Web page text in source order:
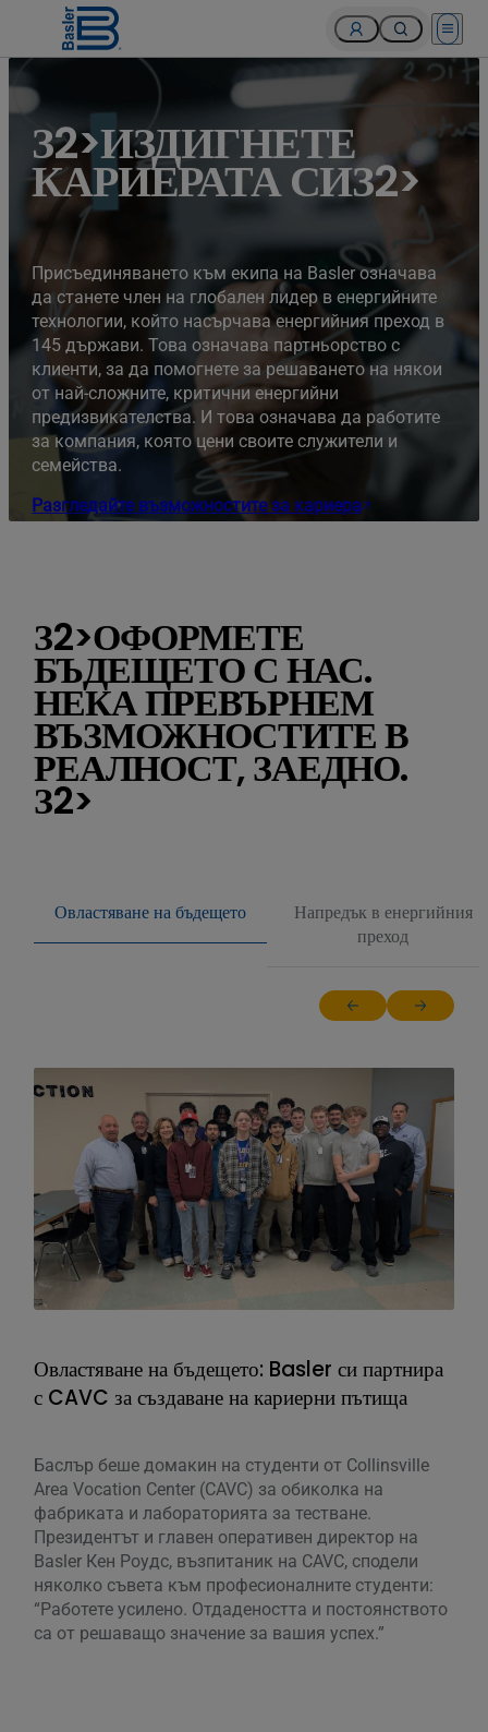
Open
З2>ИЗДИГНЕТЕ
КАРИЕРАТА СИЗ2>
Присъединяването към екипа на Basler означава
да станете член на глобален лидер в енергийните
технологии, който насърчава енергийния преход в
145 държави. Това означава партньорство с
клиенти, за да помогнете за решаването на някои
от най-сложните, критични енергийни
предизвикателства. И това означава да работите
за компания, която цени своите служители и
семейства.
Разгледайте възможностите за кариера
З2>ОФОРМЕТЕ
БЪДЕЩЕТО С НАС.
НЕКА ПРЕВЪРНЕМ
ВЪЗМОЖНОСТИТЕ В
РЕАЛНОСТ, ЗАЕДНО.
З2>
Овластяване на бъдещето
Напредък в енергийния
преход
Return to previous
Jump to
Овластяване на бъдещето: Basler си партнира
с CAVC за създаване на кариерни пътища
Баслър беше домакин на студенти от Collinsville
Area Vocation Center (CAVC) за обиколка на
фабриката и лабораторията за тестване.
Президентът и главен оперативен директор на
Basler Кен Роудс, възпитаник на CAVC, сподели
няколко съвета към професионалните студенти:
“Работете усилено. Отдадеността и постоянството
са от решаващо значение за вашия успех.”